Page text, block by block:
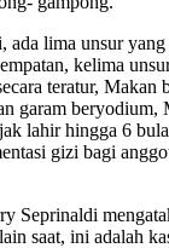
lima unsur yang
kelima
teratur, Makan
garam beryodium,
lahir hingga 6
gizi bagi
Seprinaldi
saat, ini adalah